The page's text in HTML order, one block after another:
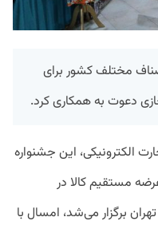
مختلف کشور برای
دعوت به همکاری کرد.
الکترونیکی، این جشنواره
مستقیم کالا در
برگزار می‌شد، امسال با